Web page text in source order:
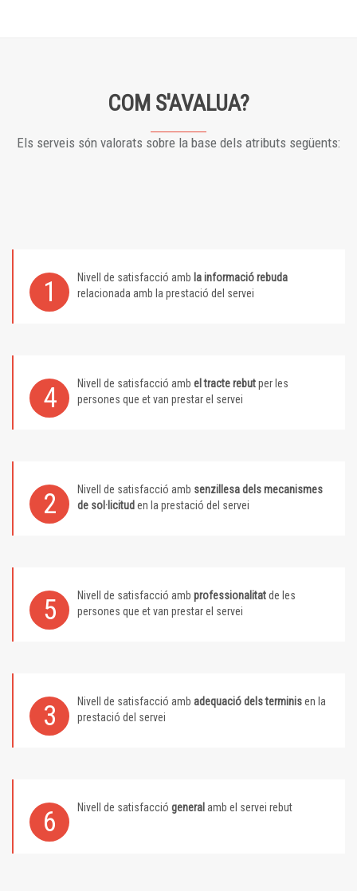
COM S'AVALUA?
Els serveis són valorats sobre la base dels atributs següents:
1 Nivell de satisfacció amb la informació rebuda
relacionada amb la prestació del servei
4 Nivell de satisfacció amb el tracte rebutper les
persones que et van prestar el servei
2 Nivell de satisfacció amb senzillesa dels mecanismes
de sol·licitud en la prestació del servei
5 Nivell de satisfacció amb professionalitatde les
persones que et van prestar el servei
3 Nivell de satisfacció amb adequació dels terminisen la
prestació del servei
6 Nivell de satisfacció general amb el servei rebut